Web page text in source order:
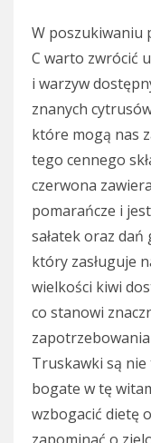
W poszukiwaniu
C warto zwrócić
i warzyw
znanych
które mogą nas
tego cennego
czerwona
pomarańcze i
sałatek oraz dań
który zasługuje
wielkości kiwi
co stanowi
zapotrzebowania
Truskawki są
bogate w tę
wzbogacić dietę